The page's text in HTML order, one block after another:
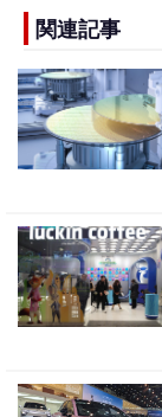
b
o
o
k
関連記事